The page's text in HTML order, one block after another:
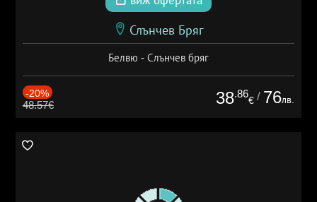
Слънчев Бряг
Белвю - Слънчев бряг
-20%
48.57€ 38.86
€ / 76лв.